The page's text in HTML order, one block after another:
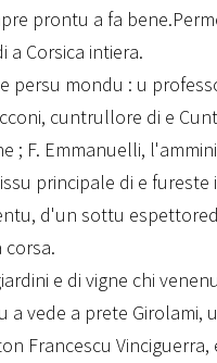
prontu a fa
a Corsica intiera.
persu mondu : u
cuntrullore di e
; F. Emmanuelli,
principale di e fureste
d'un sottu
e di vigne chi
a vede a prete Girolami,
Francescu Vinciguerra,